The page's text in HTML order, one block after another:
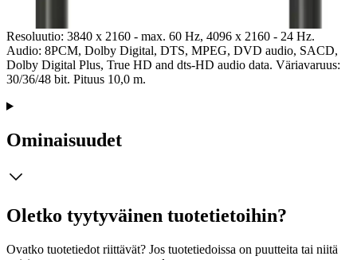
Resoluutio: 3840 x 2160 - max. 60 Hz, 4096 x 2160 - 24 Hz.
Audio: 8PCM, Dolby Digital, DTS, MPEG, DVD audio, SACD,
Dolby Digital Plus, True HD and dts-HD audio data. Väriavaruus:
30/36/48 bit. Pituus 10,0 m.
Ominaisuudet
Oletko tyytyväinen tuotetietoihin?
Ovatko tuotetiedot riittävät? Jos tuotetiedoissa on puutteita tai niitä